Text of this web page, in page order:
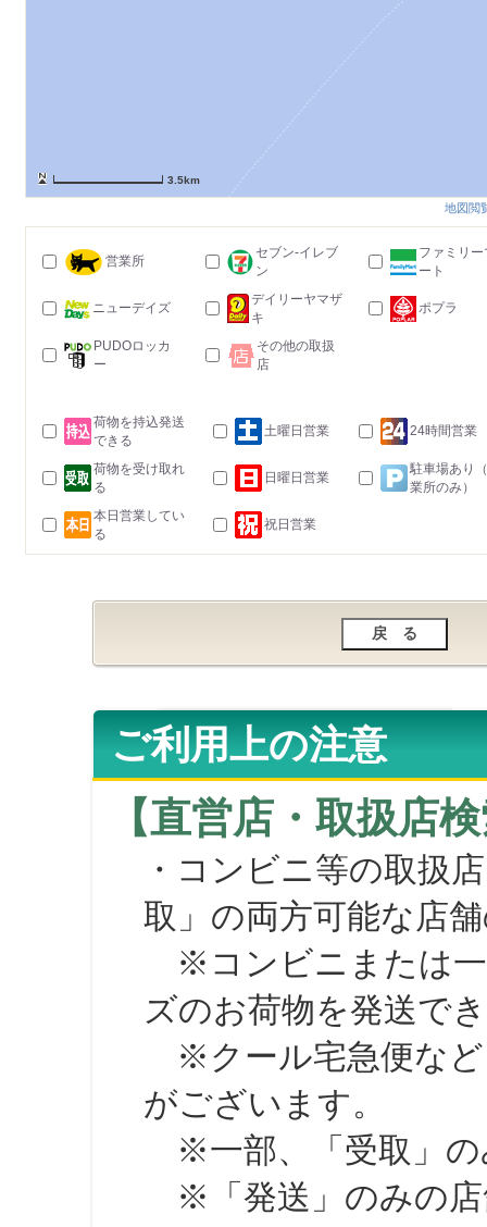
3.5km
地図閲
営業所
セブン-イレブ
ン
ファミリー
ート
ニューデイズ
デイリーヤマザ
キ
ポプラ
PUDOロッカ
ー
その他の取扱
店
荷物を持込発送
できる
土曜日営業 24時間営業
荷物を受け取れ
る
日曜日営業
駐車場あり
業所のみ）
本日営業してい
る
祝日営業
ご利用上の注意
【直営店・取扱店
・コンビニ等の取扱
取」の両方可能な店
※コンビニまたは一
ズのお荷物を発送で
※クール宅急便など
がございます。
※一部、「受取」の
※「発送」のみの店